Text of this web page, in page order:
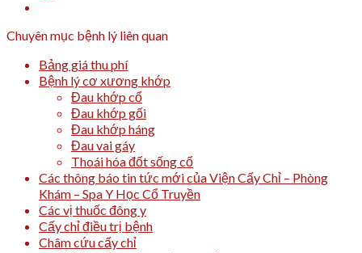
Chuyên mục bệnh lý liên quan
Bảng giá thu phí
Bệnh lý cơ xương khớp
Đau khớp cổ
Đau khớp gối
Đau khớp háng
Đau vai gáy
Thoái hóa đốt sống cổ
Các thông báo tin tức mới của Viện Cấy Chỉ – Phòng
Khám – Spa Y Học Cổ Truyền
Các vị thuốc đông y
Cấy chỉ điều trị bệnh
Châm cứu cấy chỉ